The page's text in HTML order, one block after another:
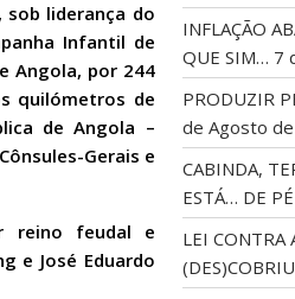
sob liderança do
Infantil de
Angola, por 244
quilómetros de
de Angola –
Gerais e
reino feudal e
e José Eduardo
INFLAÇÃO
QUE SIM… 7
PRODUZIR
de Agosto
CABINDA,
ESTÁ… DE PÉ
LEI CONTRA